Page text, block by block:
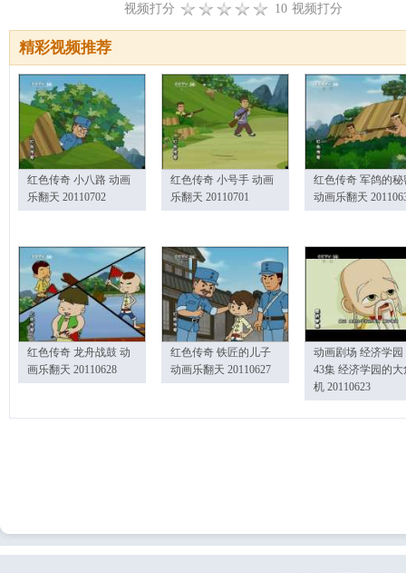
视频打分 10 视频打分
精彩视频推荐
红色传奇 小八路 动画
乐翻天 20110702
红色传奇 小号手 动画
乐翻天 20110701
红色传奇 军鸽的秘
动画乐翻天
红色传奇 龙舟战鼓 动
画乐翻天 20110628
红色传奇 铁匠的儿子
动画乐翻天 20110627
动画剧场 经济学园
43集 经济学园的大
机 20110623